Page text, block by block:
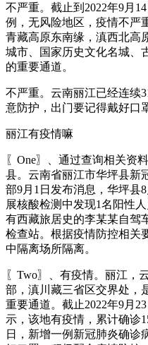
不严重。截止到2022年9月
例，无风险地区，疫情不严
青藏高原东南缘，滇西北高
城市、国家历史文化名城、
的重要通道。
不严重。云南丽江已经连续
意防护，出门要记得戴好口
丽江有疫情嘛
〖One〗、通过查询相关资
县。云南省丽江市华坪县新
部9月1日发布消息，华坪县
展核酸检测中发现1名阳性
有西藏旅居史的李某某自驾
检查站。根据疫情防控相关
中隔离场所隔离。
〖Two〗、有疫情。丽江，
部，滇川藏三省区交界处，
重要通道。截止2022年9月
示，该地有疫情，累计确诊
日，新增一例新冠肺炎确诊